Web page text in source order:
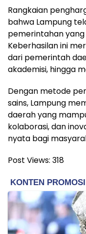
Rangkaian
bahwa Lampung
pemerintahan
Keberhasilan ini
dari pemerintah
akademisi, hingga
Dengan metode
sains, Lampung
daerah yang
kolaborasi, dan
nyata bagi
Post Views: 318